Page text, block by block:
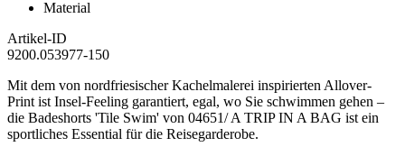
Material
Artikel-ID
9200.053977-150
Mit dem von nordfriesischer Kachelmalerei inspirierten Allover-
Print ist Insel-Feeling garantiert, egal, wo Sie schwimmen gehen –
die Badeshorts 'Tile Swim' von 04651/ A TRIP IN A BAG ist ein
sportliches Essential für die Reisegarderobe.